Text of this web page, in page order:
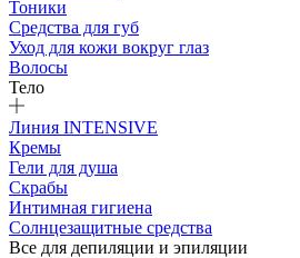
Тоники
Средства для губ
Уход для кожи вокруг глаз
Волосы
Тело
Линия INTENSIVE
Кремы
Гели для душа
Скрабы
Интимная гигиена
Солнцезащитные средства
Все для депиляции и эпиляции